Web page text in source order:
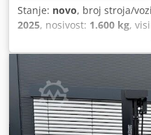
Stanje: novo, broj stroja/
2025, nosivost: 1.600 kg,
goriva:električni, vrsta
2.408 mm
veličina prednje gume:
ukupna masa:1.222 kg,
Serijski broj: OBWNE-
Ah